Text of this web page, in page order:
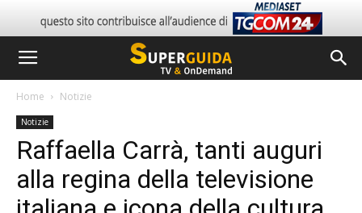
Home Notizie
Notizie
Raffaella Carrà, tanti auguri
alla regina della televisione